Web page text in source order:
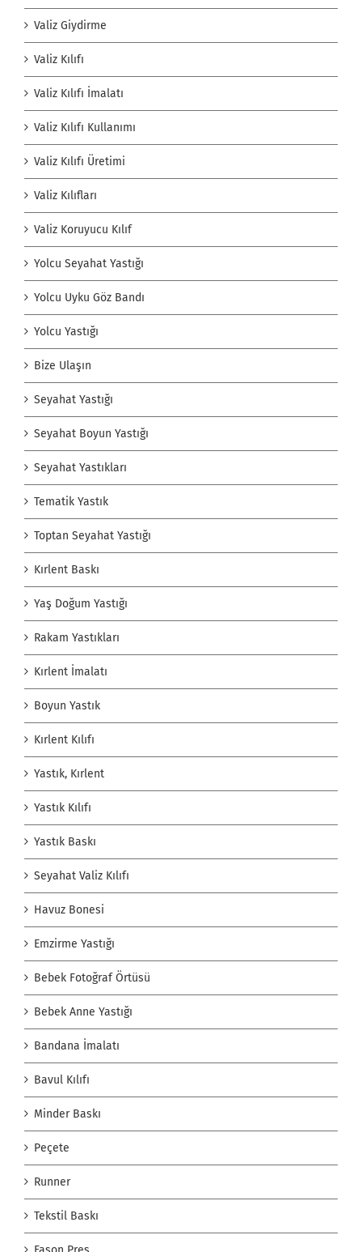
Valiz Giydirme
Valiz Kılıfı
Valiz Kılıfı İmalatı
Valiz Kılıfı Kullanımı
Valiz Kılıfı Üretimi
Valiz Kılıfları
Valiz Koruyucu Kılıf
Yolcu Seyahat Yastığı
Yolcu Uyku Göz Bandı
Yolcu Yastığı
Bize Ulaşın
Seyahat Yastığı
Seyahat Boyun Yastığı
Seyahat Yastıkları
Tematik Yastık
Toptan Seyahat Yastığı
Kırlent Baskı
Yaş Doğum Yastığı
Rakam Yastıkları
Kırlent İmalatı
Boyun Yastık
Kırlent Kılıfı
Yastık, Kırlent
Yastık Kılıfı
Yastık Baskı
Seyahat Valiz Kılıfı
Havuz Bonesi
Emzirme Yastığı
Bebek Fotoğraf Örtüsü
Bebek Anne Yastığı
Bandana İmalatı
Bavul Kılıfı
Minder Baskı
Peçete
Runner
Tekstil Baskı